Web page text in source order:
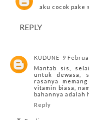
aku cocok pake
REPLY
KUDUNE
9
Mantab sis,
untuk dewasa,
rasanya
vitamin biasa,
bahannya adalah
Reply